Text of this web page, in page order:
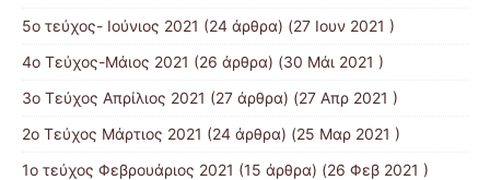
5ο τεύχος- Ιούνιος 2021 (24 άρθρα) (27 Ιουν 2021 )
4o Tεύχος-Μάιος 2021 (26 άρθρα) (30 Μάι 2021 )
3ο Τεύχος Απρίλιος 2021 (27 άρθρα) (27 Απρ 2021 )
2o Tεύχος Μάρτιος 2021 (24 άρθρα) (25 Μαρ 2021 )
1ο τεύχος Φεβρουάριος 2021 (15 άρθρα) (26 Φεβ 2021 )